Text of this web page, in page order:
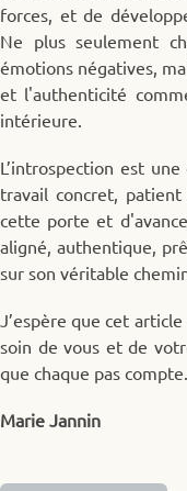
forces, et de
Ne plus seulement
émotions négatives,
et l'authenticité
intérieure.
L’introspection est
travail concret,
cette porte et
aligné, authentique,
sur son véritable
J’espère que cet
soin de vous et de
que chaque pas compte.
Marie Jannin